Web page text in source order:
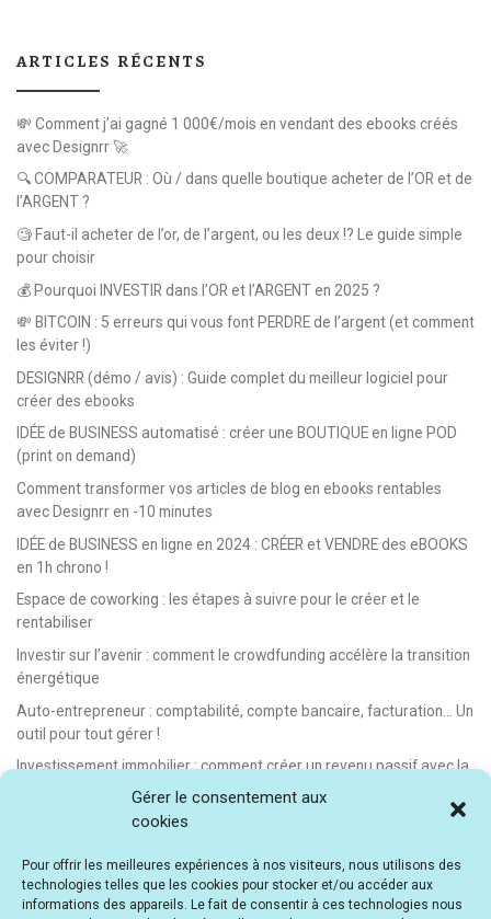
Gérer le consentement aux
cookies
Pour offrir les meilleures expériences à nos visiteurs, nous utilisons des
technologies telles que les cookies pour stocker et/ou accéder aux
informations des appareils. Le fait de consentir à ces technologies nous
ARTICLES RÉCENTS
💸 Comment j’ai gagné 1 000€/mois en vendant des ebooks créés
avec Designrr 🚀
🔍 COMPARATEUR : Où / dans quelle boutique acheter de l’OR et de
l’ARGENT ?
🧐 Faut-il acheter de l’or, de l’argent, ou les deux !? Le guide simple
pour choisir
💰 Pourquoi INVESTIR dans l’OR et l’ARGENT en 2025 ?
💸 BITCOIN : 5 erreurs qui vous font PERDRE de l’argent (et comment
les éviter !)
DESIGNRR (démo / avis) : Guide complet du meilleur logiciel pour
créer des ebooks
IDÉE de BUSINESS automatisé : créer une BOUTIQUE en ligne POD
(print on demand)
Comment transformer vos articles de blog en ebooks rentables
avec Designrr en -10 minutes
IDÉE de BUSINESS en ligne en 2024 : CRÉER et VENDRE des eBOOKS
en 1h chrono !
Espace de coworking : les étapes à suivre pour le créer et le
rentabiliser
Investir sur l’avenir : comment le crowdfunding accélère la transition
énergétique
Auto-entrepreneur : comptabilité, compte bancaire, facturation… Un
outil pour tout gérer !
Investissement immobilier : comment créer un revenu passif avec la
location saisonnière
E-learning : les meilleurs LMS gratuits et payants pour créer et
Idée de business en ligne automatisé : vendre des formations en e-
learning